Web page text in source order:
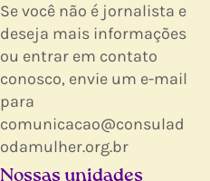
Se você não é jornalista e
deseja mais informações
ou entrar em contato
conosco, envie um e-mail
para
comunicacao@consulad
odamulher.org.br
Nossas unidades